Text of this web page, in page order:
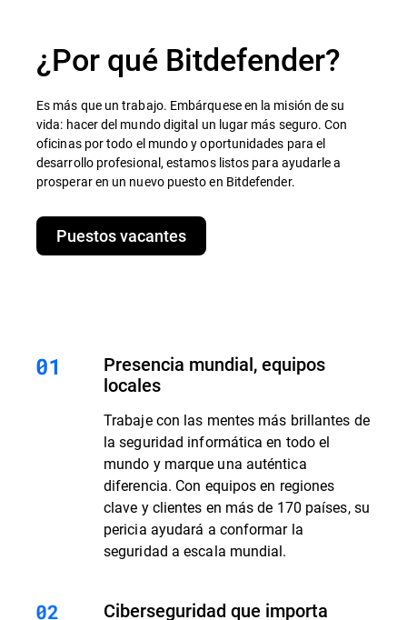
¿Por qué Bitdefender?
Es más que un trabajo. Embárquese en la misión de su
vida: hacer del mundo digital un lugar más seguro. Con
oficinas por todo el mundo y oportunidades para el
desarrollo profesional, estamos listos para ayudarle a
prosperar en un nuevo puesto en Bitdefender.
Puestos vacantes
Presencia mundial, equipos
locales
Trabaje con las mentes más brillantes de
la seguridad informática en todo el
mundo y marque una auténtica
diferencia. Con equipos en regiones
clave y clientes en más de 170 países, su
pericia ayudará a conformar la
seguridad a escala mundial.
Ciberseguridad que importa